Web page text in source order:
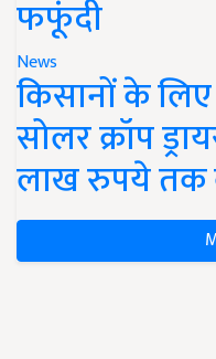
फफूंदी
News
किसानों के
सोलर क्रॉप
लाख रुपये तक